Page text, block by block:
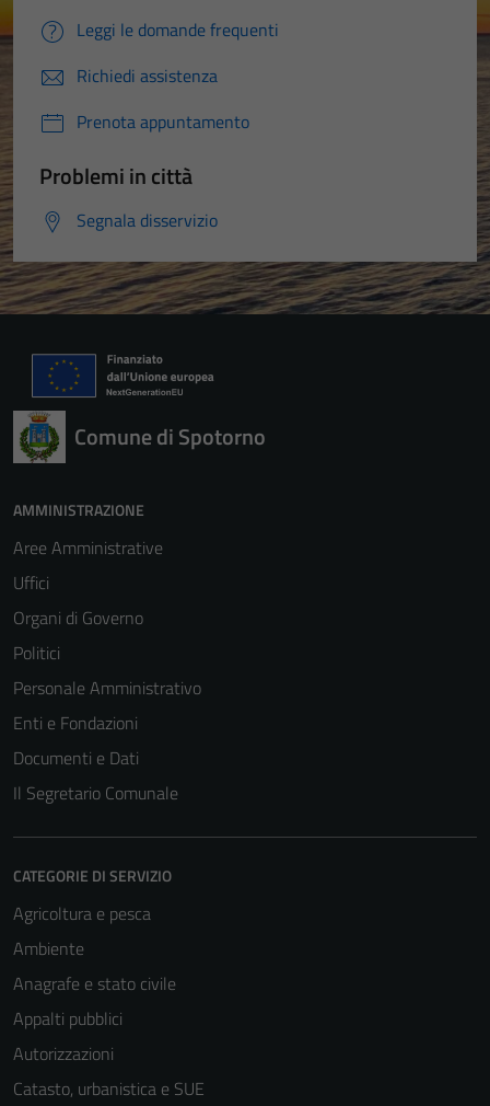
Leggi le domande frequenti
Richiedi assistenza
Prenota appuntamento
Problemi in città
Segnala disservizio
Comune di Spotorno
AMMINISTRAZIONE
Aree Amministrative
Uffici
Organi di Governo
Politici
Personale Amministrativo
Enti e Fondazioni
Documenti e Dati
Il Segretario Comunale
CATEGORIE DI SERVIZIO
Agricoltura e pesca
Ambiente
Anagrafe e stato civile
Appalti pubblici
Autorizzazioni
Catasto, urbanistica e SUE